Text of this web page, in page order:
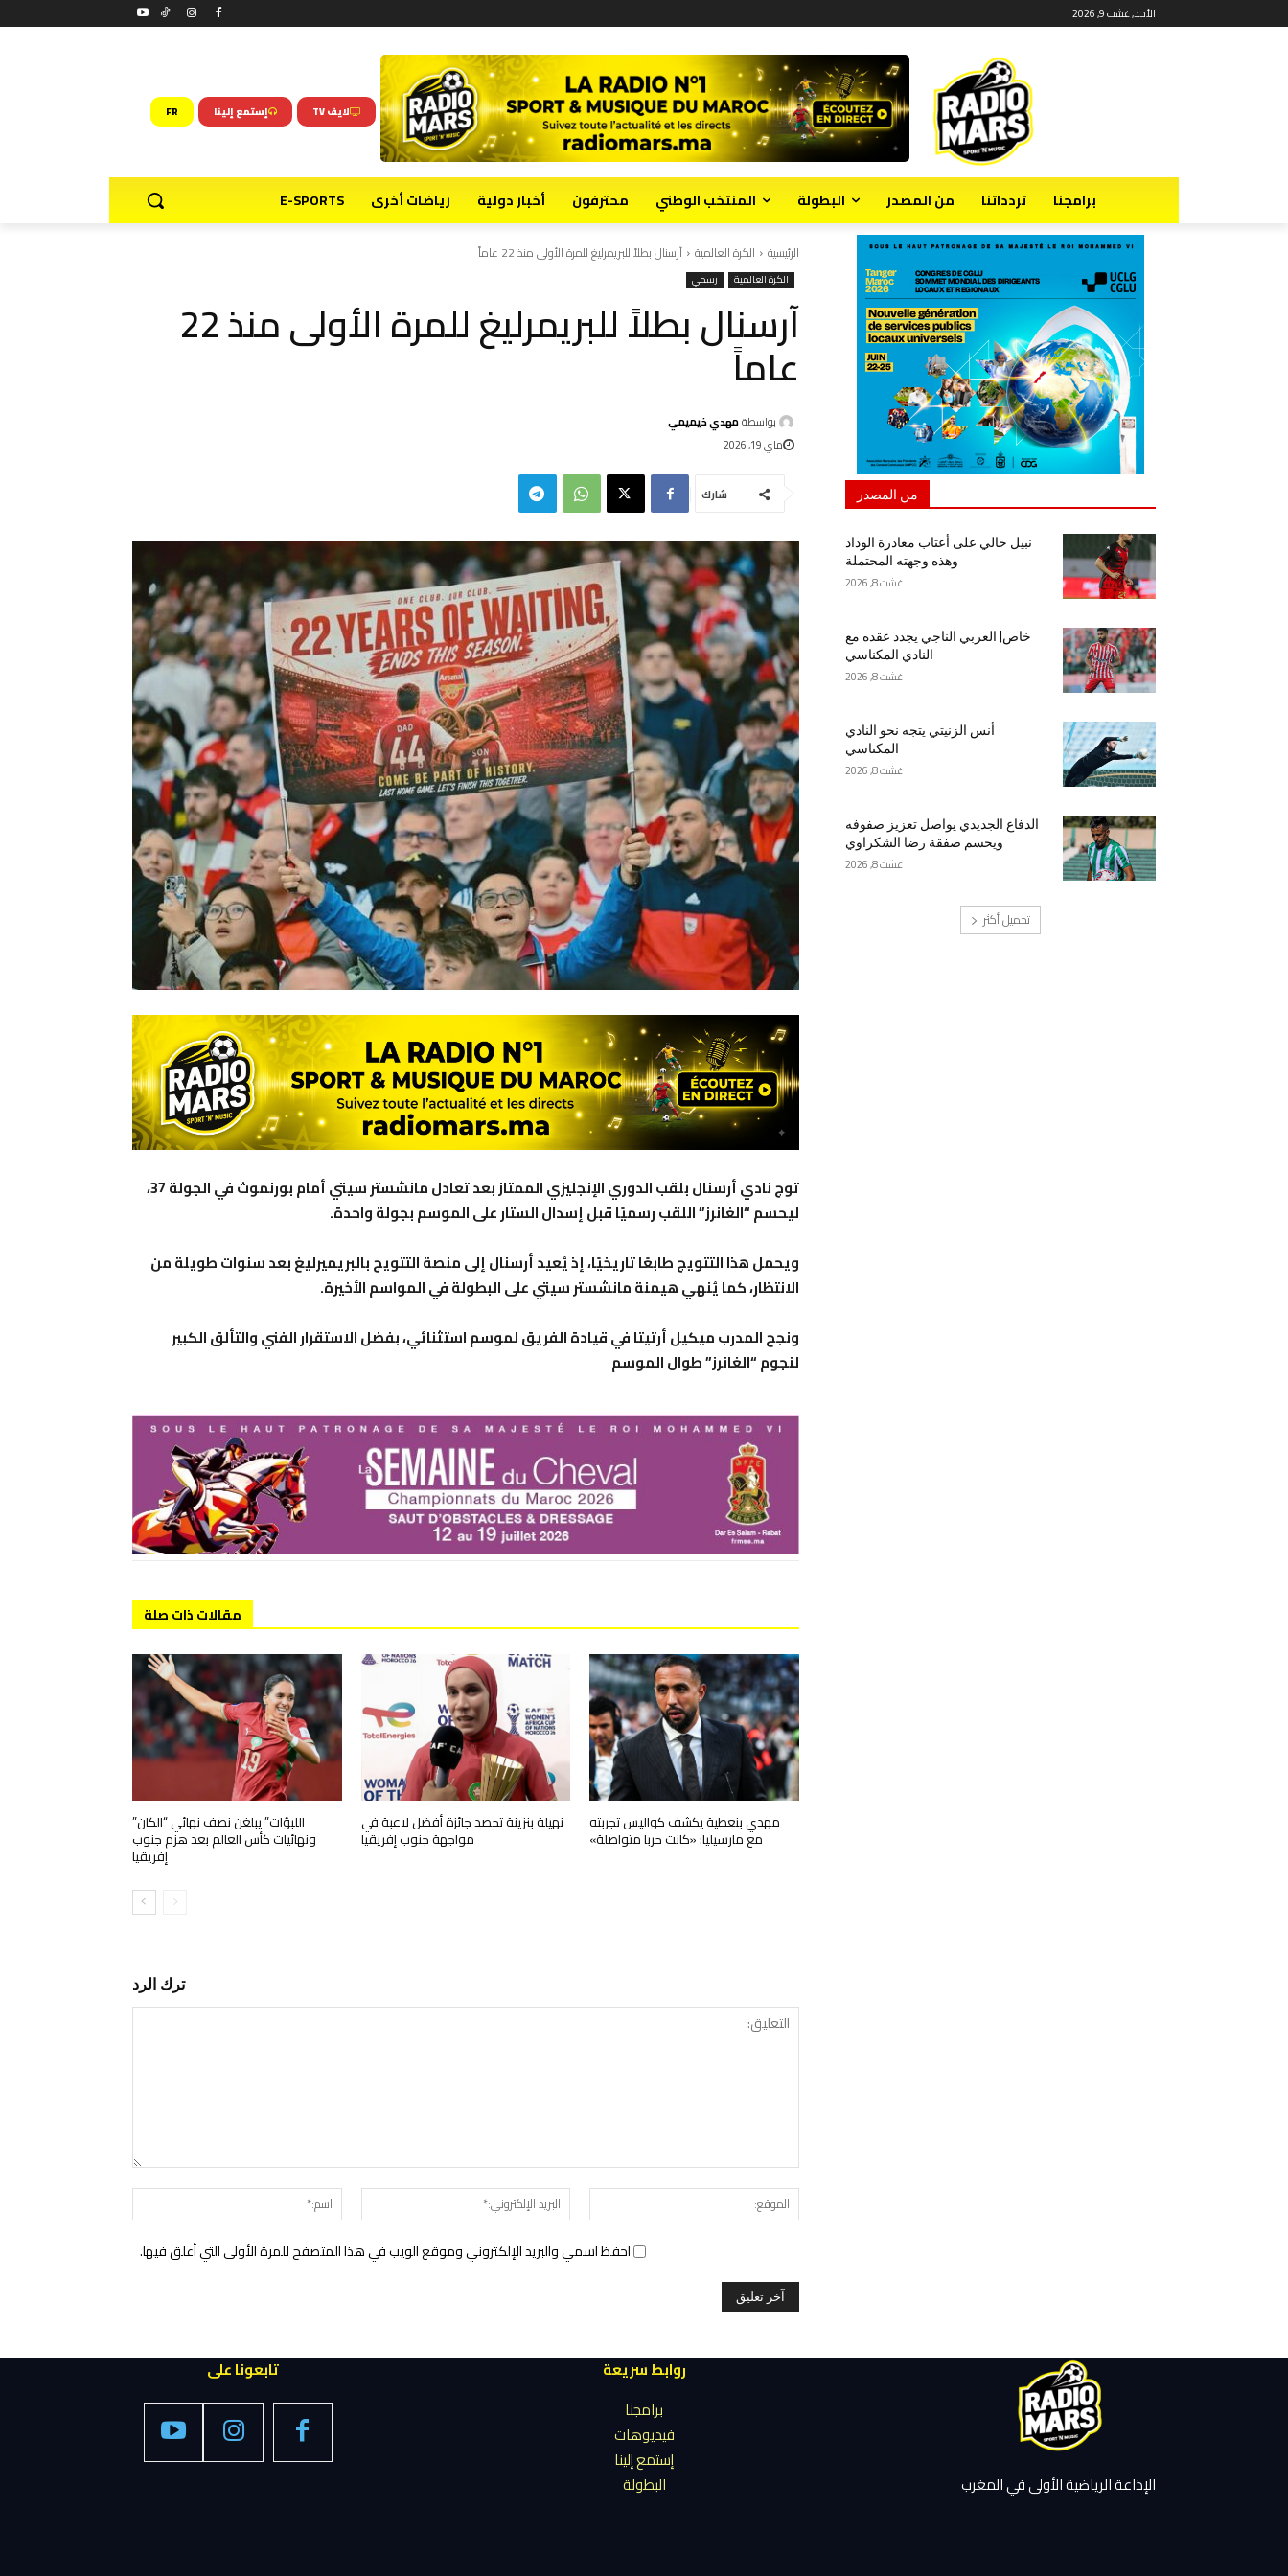
الأحد, غشت 9, 2026
لايف TV إستمع إلينا FR
برامجنا تردداتنا من المصدر البطولة المنتخب الوطني محترفون أخبار دولية رياضات أخرى E-SPORTS
الرئيسية الكرة العالمية آرسنال بطلاً للبريمرليغ للمرة الأولى منذ 22 عاماً
الكرة العالمية رسمي
آرسنال بطلاً للبريمرليغ للمرة الأولى منذ 22
عاماً
بواسطةمهدي خيميمي
ماي 19, 2026
شارك
توج نادي أرسنال بلقب الدوري الإنجليزي الممتاز بعد تعادل مانشستر سيتي أمام بورنموث في الجولة 37،
ليحسم “الغانرز” اللقب رسميًا قبل إسدال الستار على الموسم بجولة واحدة.
ويحمل هذا التتويج طابعًا تاريخيًا، إذ يُعيد أرسنال إلى منصة التتويج بالبريميرليغ بعد سنوات طويلة من
الانتظار، كما يُنهي هيمنة مانشستر سيتي على البطولة في المواسم الأخيرة.
ونجح المدرب ميكيل أرتيتا في قيادة الفريق لموسم استثنائي، بفضل الاستقرار الفني والتألق الكبير
لنجوم “الغانرز” طوال الموسم
مقالات ذات صلة
مهدي بنعطية يكشف كواليس تجربته
مع مارسيليا: «كانت حربا متواصلة»
نهيلة بنزينة تحصد جائزة أفضل لاعبة في
مواجهة جنوب إفريقيا
اللبؤات” يبلغن نصف نهائي “الكان”
ونهائيات كأس العالم بعد هزم جنوب
إفريقيا
ترك الرد
التعليق:
اسم:*
البريد
الإلكتروني:*
الموقع:
احفظ اسمي والبريد الإلكتروني وموقع الويب في هذا المتصفح للمرة الأولى التي أعلق فيها.
من المصدر
نبيل خالي على أعتاب مغادرة الوداد
وهذه وجهته المحتملة
غشت 8, 2026
خاص| العربي الناجي يجدد عقده مع
النادي المكناسي
غشت 8, 2026
أنس الزنيتي يتجه نحو النادي
المكناسي
غشت 8, 2026
الدفاع الجديدي يواصل تعزيز صفوفه
ويحسم صفقة رضا الشكراوي
غشت 8, 2026
تحميل أكثر
تابعونا على
روابط سريعة
برامجنا
فيديوهات
إستمع إلينا
البطولة
الإذاعة الرياضية الأولى في المغرب